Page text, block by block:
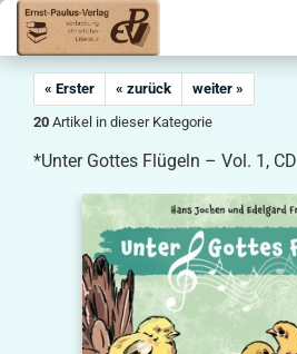
« Erster « zurück
weiter »
20 Artikel in dieser Kategorie
*Unter Gottes Flügeln – Vol. 1, CD